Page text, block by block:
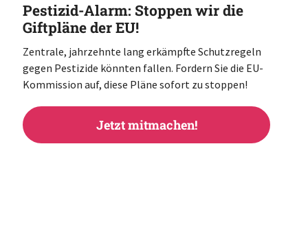
Pestizid-Alarm: Stoppen wir die
Giftpläne der EU!
Zentrale, jahrzehnte lang erkämpfte Schutzregeln
gegen Pestizide könnten fallen. Fordern Sie die EU-
Kommission auf, diese Pläne sofort zu stoppen!
Jetzt mitmachen!